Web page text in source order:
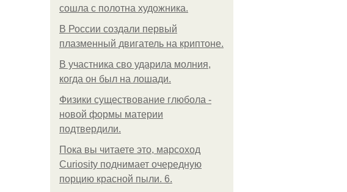
сошла с полотна художника.
В России создали первый
плазменный двигатель на криптоне.
В участника сво ударила молния,
когда он был на лошади.
Физики существование глюбола -
новой формы материи
подтвердили.
Пока вы читаете это, марсоход
Curiosity поднимает очередную
порцию красной пыли. 6.